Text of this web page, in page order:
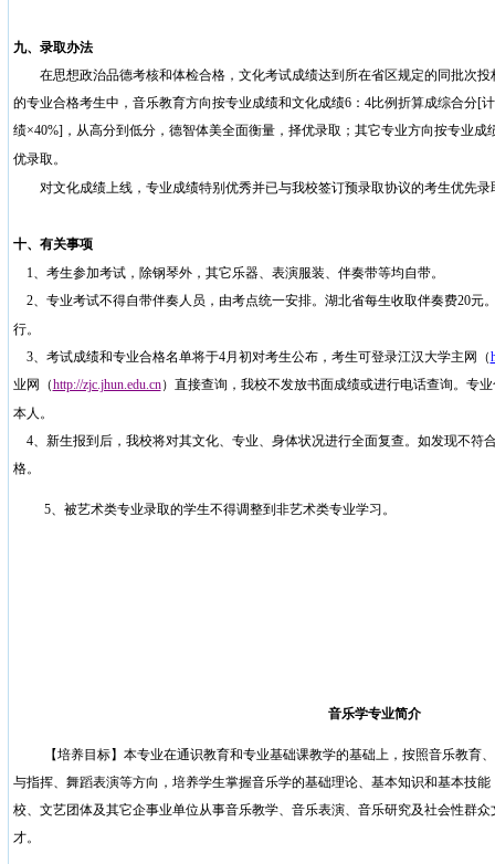
九、录取办法
在思想政治品德考核和体检合格，文化考试成绩达到所在省区规定的同批次投
的专业合格考生中，音乐教育方向按专业成绩和文化成绩6： 4比例折算成综合分[
绩×40%] ，从高分到低分，德智体美全面衡量，择优录取；其它专业方向按专业
优录取。
对文化成绩上线，专业成绩特别优秀并已与我校签订预录取协议的考生优先录
十、有关事项
1、考生参加考试，除钢琴外，其它乐器、表演服装、伴奏带等均自带。
2、专业考试不得自带伴奏人员，由考点统一安排。湖北省每生收取伴奏费20元
行。
3、考试成绩和专业合格名单将于4月初对考生公布，考生可登录江汉大学主网（
业网（http://zjc.jhun.edu.cn）直接查询，我校不发放书面成绩或进行电话查询。专
本人。
4、新生报到后，我校将对其文化、专业、身体状况进行全面复查。如发现不符
格。
5、被艺术类专业录取的学生不得调整到非艺术类专业学习。
音乐学专业简介
【培养目标】本专业在通识教育和专业基础课教学的基础上，按照音乐教育
与指挥、舞蹈表演等方向，培养学生掌握音乐学的基础理论、基本知识和基本技
校、文艺团体及其它企事业单位从事音乐教学、音乐表演、音乐研究及社会性群
才。